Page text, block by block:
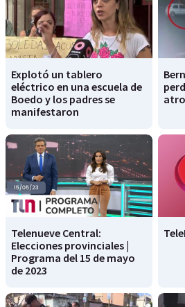
Explotó un tablero
eléctrico en una escuela de
Boedo y los padres se
manifestaron
Telenueve Central:
Elecciones provinciales |
Programa del 15 de mayo
de 2023